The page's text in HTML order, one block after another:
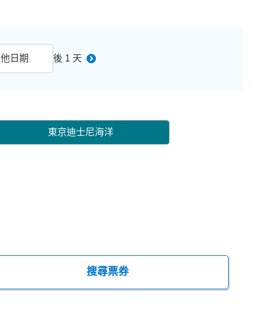
日期 後 1 天
東京迪士尼海洋
搜尋票券